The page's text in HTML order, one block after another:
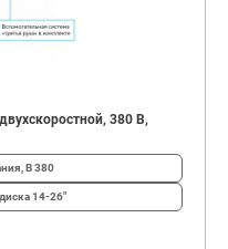
380 В,
В380
14-26"